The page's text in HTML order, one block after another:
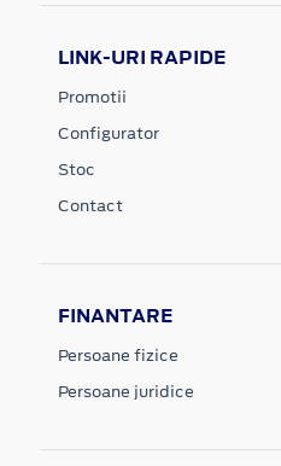
LINK-URI RAPIDE
Promotii
Configurator
Stoc
Contact
FINANTARE
Persoane fizice
Persoane juridice